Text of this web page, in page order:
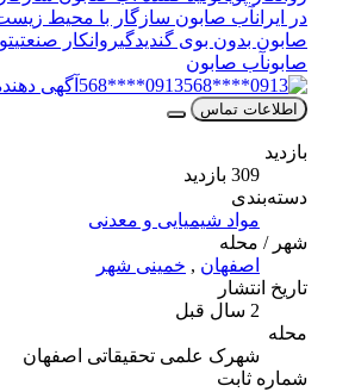
در ایرانآب صابون سازگار با محیط زیست در
صابون بدون بوی گندیدگیروانکار صنعتیتولید
آب صابون
0913****568
آگهی دهنده
اطلاعات تماس
دسته‌بندی
مواد شیمیایی و معدنی
شهر / محله
اصفهان,خمینی شهر
تاریخ انتشار
شهرک علمی تحقیقاتی اصفهان
شماره ثابت